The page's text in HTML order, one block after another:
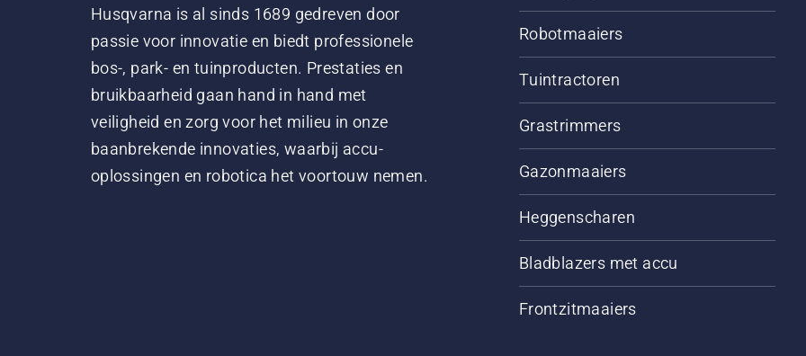
Husqvarna is al sinds 1689 gedreven door
passie voor innovatie en biedt professionele
bos-, park- en tuinproducten. Prestaties en
bruikbaarheid gaan hand in hand met
veiligheid en zorg voor het milieu in onze
baanbrekende innovaties, waarbij accu-
oplossingen en robotica het voortouw nemen.
Robotmaaiers
Tuintractoren
Grastrimmers
Gazonmaaiers
Heggenscharen
Bladblazers met accu
Frontzitmaaiers